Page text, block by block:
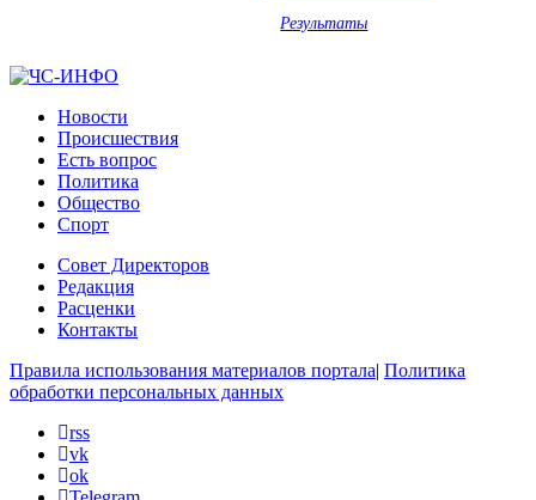
Результаты
Новости
Происшествия
Есть вопрос
Политика
Общество
Спорт
Совет Директоров
Редакция
Расценки
Контакты
Правила использования материалов портала| Политика
обработки персональных данных
rss
vk
ok